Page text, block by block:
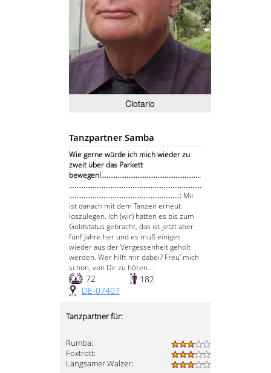
Clotario
Tanzpartner Samba
Wie gerne würde ich mich wieder zu
zweit über das Parkett
bewegen!.......................................................
.........................................................................
.............................................................: Mir
ist danach mit dem Tanzen erneut
loszulegen. Ich (wir) hatten es bis zum
Goldstatus gebracht, das ist jetzt aber
fünf Jahre her und es muß einiges
wieder aus der Vergessenheit geholt
werden. Wer hilft mir dabei? Freu' mich
schon, von Dir zu hören...
72
182
DE-07407
Tanzpartner für:
Rumba:
Foxtrott:
Langsamer Walzer: